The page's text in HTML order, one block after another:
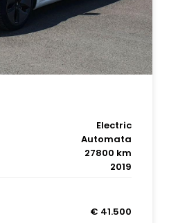
Electric
Automata
27800 km
2019
€ 41.500